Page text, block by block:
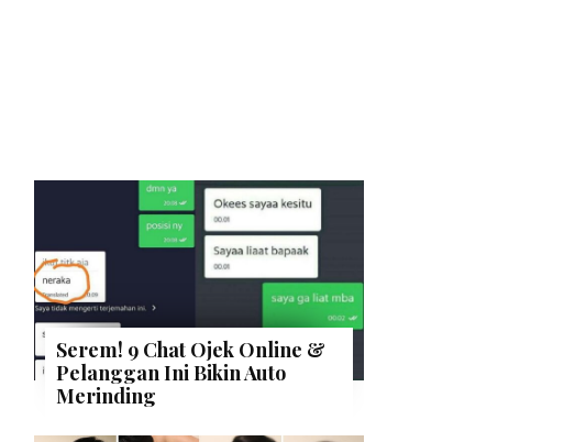
Serem! 9 Chat Ojek Online &
Pelanggan Ini Bikin Auto
Merinding